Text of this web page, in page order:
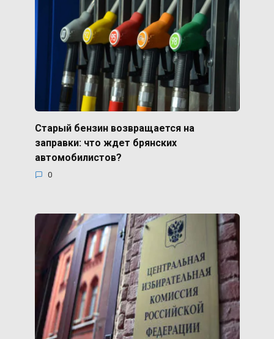
Старый бензин возвращается на
заправки: что ждет брянских
автомобилистов?
0